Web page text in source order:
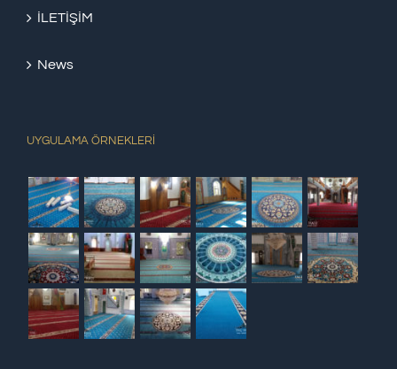
İLETİŞİM
News
UYGULAMA ÖRNEKLERİ